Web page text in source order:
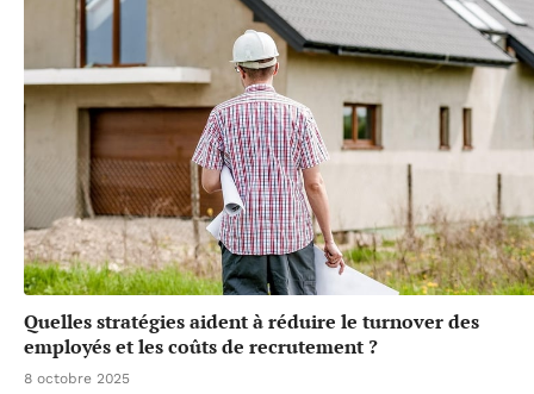
Quelles stratégies aident à réduire le turnover des
employés et les coûts de recrutement ?
8 octobre 2025